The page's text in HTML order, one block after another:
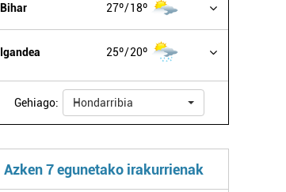
Bihar 27º 18º
Igandea 25º 20º
Gehiago: Hondarribia
Azken 7 egunetako irakurrienak